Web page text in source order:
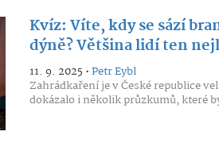
Kvíz: Víte, kdy se sází
dýně? Většina lidí ten
11. 9. 2025 •Petr Eybl
Zahrádkaření je v České republice
dokázalo i několik průzkumů, které